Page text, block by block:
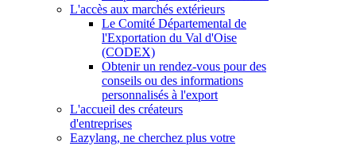
L'accès aux marchés extérieurs
Le Comité Départemental de
l'Exportation du Val d'Oise
(CODEX)
Obtenir un rendez-vous pour des
conseils ou des informations
personnalisés à l'export
L'accueil des créateurs
d'entreprises
Eazylang, ne cherchez plus votre